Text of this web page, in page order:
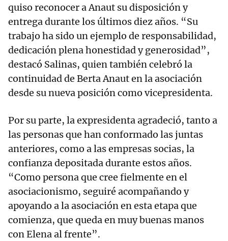
quiso reconocer a Anaut su disposición y
entrega durante los últimos diez años. “Su
trabajo ha sido un ejemplo de responsabilidad,
dedicación plena honestidad y generosidad”,
destacó Salinas, quien también celebró la
continuidad de Berta Anaut en la asociación
desde su nueva posición como vicepresidenta.
Por su parte, la expresidenta agradeció, tanto a
las personas que han conformado las juntas
anteriores, como a las empresas socias, la
confianza depositada durante estos años.
“Como persona que cree fielmente en el
asociacionismo, seguiré acompañando y
apoyando a la asociación en esta etapa que
comienza, que queda en muy buenas manos
con Elena al frente”.